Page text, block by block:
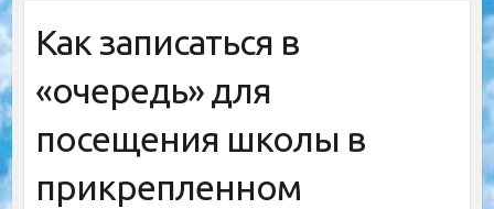
Как записаться в
«очередь» для
посещения школы в
прикрепленном